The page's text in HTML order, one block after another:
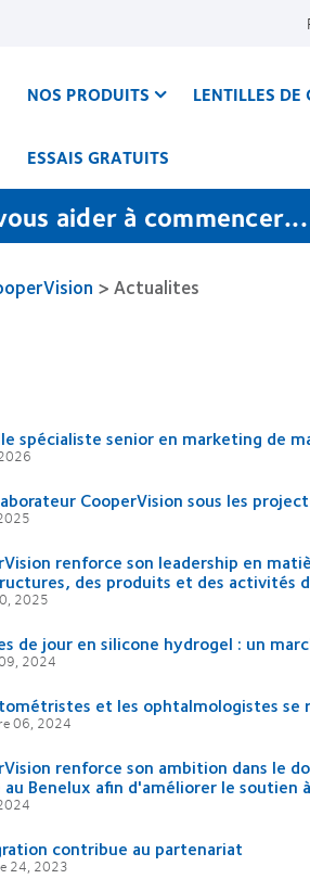
NOS PRODUITS LENTILLES
ESSAIS GRATUITS
aider à commencer...
>Actualites
spécialiste senior en marketing de
CooperVision sous les
renforce son leadership en
des produits et des activités
2025
de jour en silicone hydrogel : un
2024
et les ophtalmologistes
06, 2024
renforce son ambition dans le
au Benelux afin d'améliorer le soutien
contribue au partenariat
24, 2023